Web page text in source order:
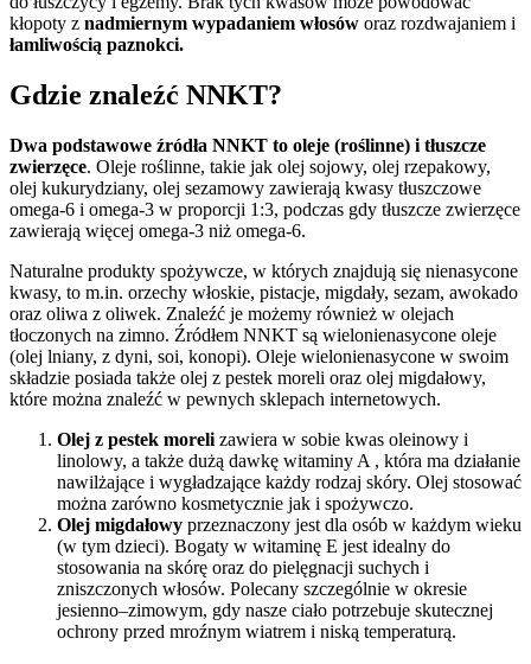
kłopoty z nadmiernym wypadaniem włosów oraz rozdwajaniem i
łamliwością paznokci.
Gdzie znaleźć NNKT?
Dwa podstawowe źródła NNKT to oleje (roślinne) i tłuszcze
zwierzęce. Oleje roślinne, takie jak olej sojowy, olej rzepakowy,
olej kukurydziany, olej sezamowy zawierają kwasy tłuszczowe
omega-6 i omega-3 w proporcji 1:3, podczas gdy tłuszcze zwierzęce
zawierają więcej omega-3 niż omega-6.
Naturalne produkty spożywcze, w których znajdują się nienasycone
kwasy, to m.in. orzechy włoskie, pistacje, migdały, sezam, awokado
oraz oliwa z oliwek. Znaleźć je możemy również w olejach
tłoczonych na zimno. Źródłem NNKT są wielonienasycone oleje
(olej lniany, z dyni, soi, konopi). Oleje wielonienasycone w swoim
składzie posiada także olej z pestek moreli oraz olej migdałowy,
które można znaleźć w pewnych sklepach internetowych.
Olej z pestek moreli zawiera w sobie kwas oleinowy i
linolowy, a także dużą dawkę witaminy A , która ma działanie
nawilżające i wygładzające każdy rodzaj skóry. Olej stosować
można zarówno kosmetycznie jak i spożywczo.
Olej migdałowy przeznaczony jest dla osób w każdym wieku
(w tym dzieci). Bogaty w witaminę E jest idealny do
stosowania na skórę oraz do pielęgnacji suchych i
zniszczonych włosów. Polecany szczególnie w okresie
jesienno–zimowym, gdy nasze ciało potrzebuje skutecznej
ochrony przed mroźnym wiatrem i niską temperaturą.